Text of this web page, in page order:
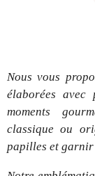
Nous vous
élaborées
moments
classique ou
papilles et garnir